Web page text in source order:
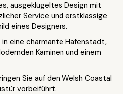
ausgeklügeltes Design mit
Service und erstklassige
eines Designers.
eine charmante Hafenstadt,
Kaminen und einem
Sie auf den Welsh Coastal
vorbeiführt.